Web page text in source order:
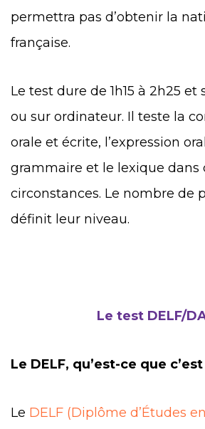
permettra pas d’obtenir la
française.
Le test dure de 1h15 à 2h25
ou sur ordinateur. Il teste la
orale et écrite, l’expression
grammaire et le lexique dans
circonstances. Le nombre de
définit leur niveau.
Le test DELF/
Le DELF, qu’est-ce que c’est
Le DELF (Diplôme d’Études